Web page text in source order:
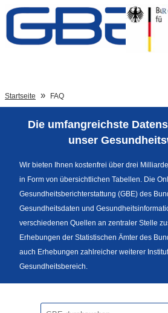
Zum Inhalt
Sprachumschaltung
Fußzeile
Startseite FAQ
Die umfangreichste
unser
Wir bieten Ihnen kostenfrei über drei
in Form von übersichtlichen Tabellen. Die
Gesundheitsberichterstattung (GBE) des
Gesundheitsdaten und
verschiedenen Quellen an zentraler Stelle
Erhebungen der Statistischen Ämter des
auch Erhebungen zahlreicher weiterer
Gesundheitsbereich.